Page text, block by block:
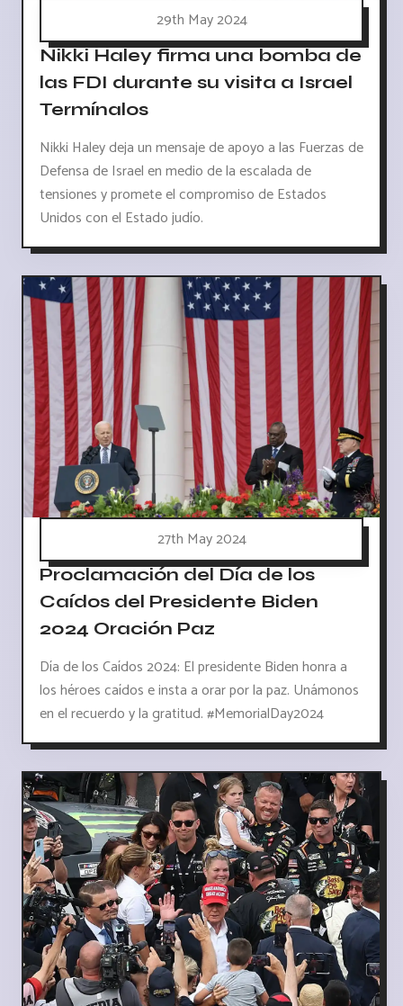
29th May 2024
Nikki Haley firma una bomba de
las FDI durante su visita a Israel
Termínalos
Nikki Haley deja un mensaje de apoyo a las Fuerzas de
Defensa de Israel en medio de la escalada de
tensiones y promete el compromiso de Estados
Unidos con el Estado judío.
27th May 2024
Proclamación del Día de los
Caídos del Presidente Biden
2024 Oración Paz
Día de los Caídos 2024: El presidente Biden honra a
los héroes caídos e insta a orar por la paz. Unámonos
en el recuerdo y la gratitud. #MemorialDay2024